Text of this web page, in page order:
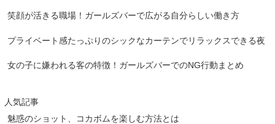
笑顔が活きる職場！ガールズバーで広がる自分らしい働き方
プライベート感たっぷりのシックなカーテンでリラックスできる夜
女の子に嫌われる客の特徴！ガールズバーでのNG行動まとめ
人気記事
魅惑のショット、コカボムを楽しむ方法とは